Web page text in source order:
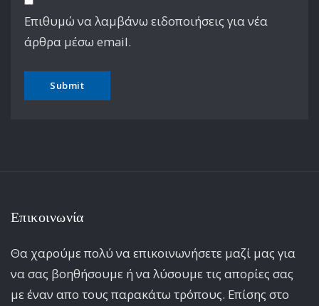
Επιθυμώ να λαμβάνω ειδοποιήσεις για νέα
άρθρα μέσω email.
Επικοινωνία
Θα χαρούμε πολύ να επικοινωνήσετε μαζί μας για
να σας βοηθήσουμε ή να λύσουμε τις απορίες σας
με έναν απο τους παρακάτω τρόπους. Επίσης στο